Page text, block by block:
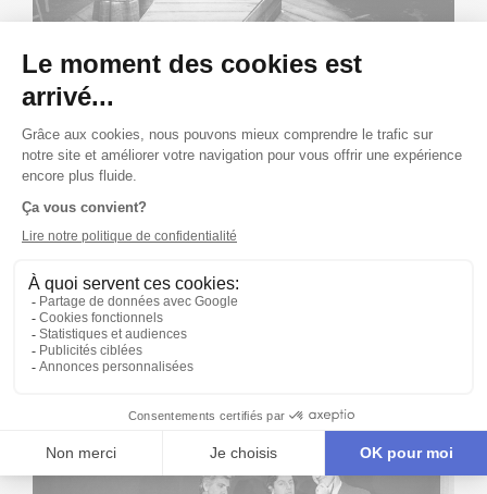
ALBUM
Lothaire Bluteau, Denis Bouchard, Alain Fournier, René
Gingras, Suzanne Marier, Denise Morelle, Jean-Louis
Paris, Jacques Rossi et Lionel Villeneuve sont sur les
planches sous la direction d'André Brassard pour ce
texte de Victor-Lévy Beaulieu. Découvrez les sur scène